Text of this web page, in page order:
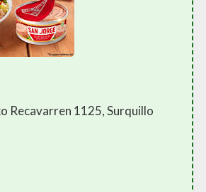
Recavarren 1125, Surquillo